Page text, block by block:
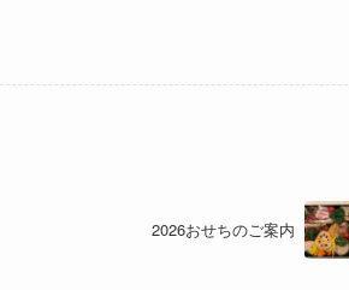
2026おせちのご案内